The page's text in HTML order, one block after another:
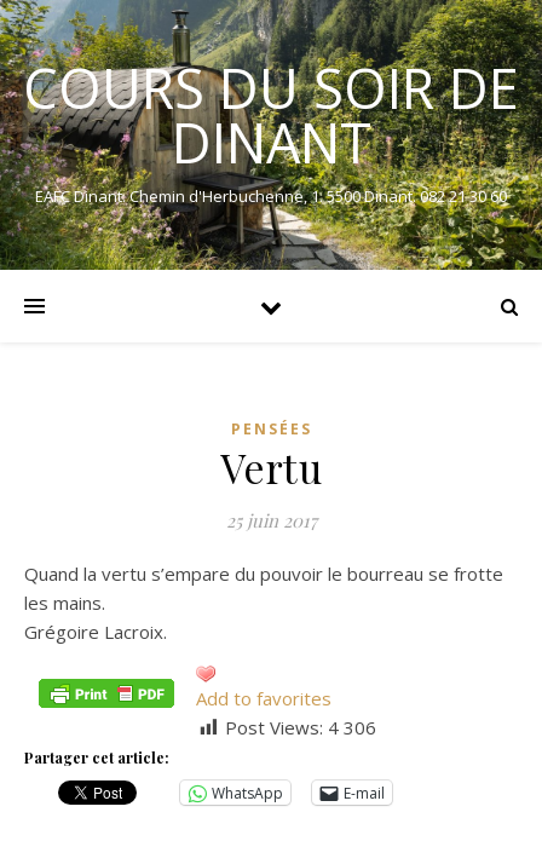
COURS DU SOIR DE
DINANT
EAFC Dinant. Chemin d'Herbuchenne, 1. 5500 Dinant. 082 21 30 60
PENSÉES
Vertu
25 juin 2017
Quand la vertu s’empare du pouvoir le bourreau se frotte
les mains.
Grégoire Lacroix.
Add to favorites
Post Views: 4 306
Partager cet article:
WhatsApp E-mail